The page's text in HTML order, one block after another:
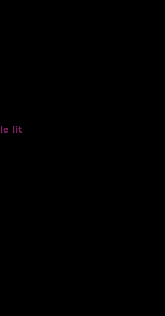
plus large et profonde,
avec la même simplicité
lit